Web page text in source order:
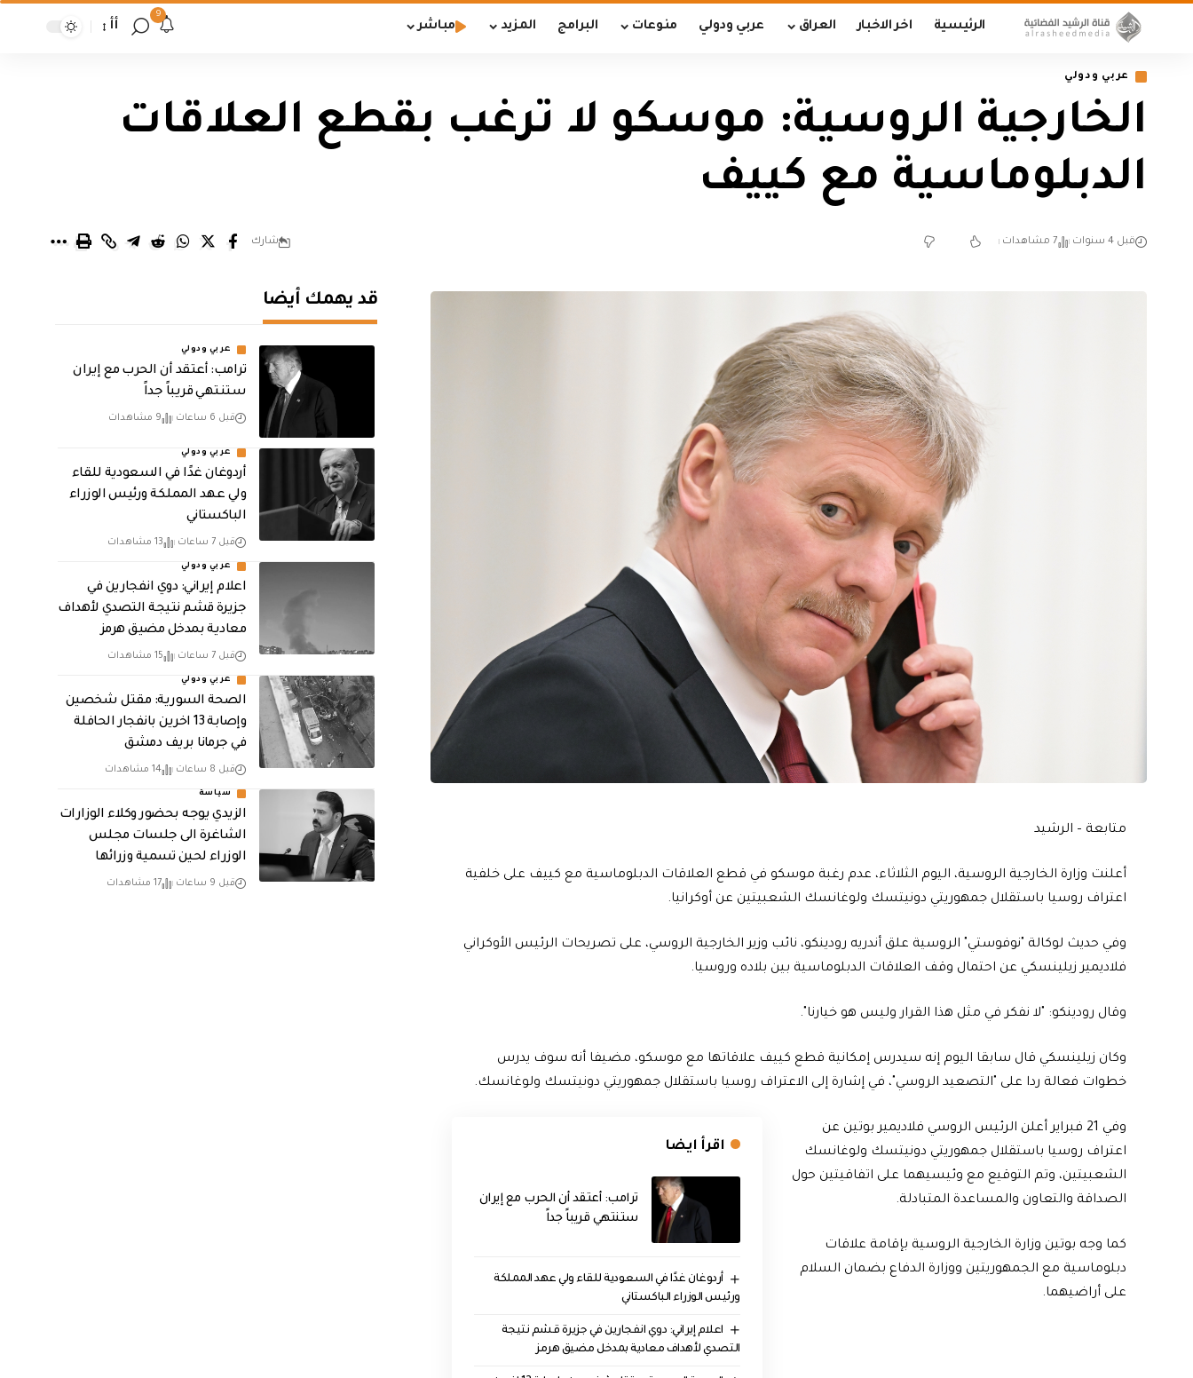
الرئيسية اخر الاخبار العراق عربي ودولي منوعات البرامج المزيد مباشر
9
أأ
عربي ودولي
الخارجية الروسية: موسكو لا ترغب بقطع العلاقات
الدبلوماسية مع كييف
قبل 4 سنوات 7 مشاهدات شارك
متابعة – الرشيد
أعلنت وزارة الخارجية الروسية، اليوم الثلاثاء، عدم رغبة موسكو في قطع العلاقات الدبلوماسية مع كييف على خلفية
اعتراف روسيا باستقلال جمهوريتي دونيتسك ولوغانسك الشعبيتين عن أوكرانيا.
وفي حديث لوكالة "نوفوستي" الروسية علق أندريه رودينكو، نائب وزير الخارجية الروسي، على تصريحات الرئيس الأوكراني
فلاديمير زيلينسكي عن احتمال وقف العلاقات الدبلوماسية بين بلاده وروسيا.
وقال رودينكو: "لا نفكر في مثل هذا القرار وليس هو خيارنا".
وكان زيلينسكي قال سابقا اليوم إنه سيدرس إمكانية قطع كييف علاقاتها مع موسكو، مضيفا أنه سوف يدرس
خطوات فعالة ردا على "التصعيد الروسي"، في إشارة إلى الاعتراف روسيا باستقلال جمهوريتي دونيتسك ولوغانسك.
اقرأ ايضا
‏ترامب: أعتقد أن الحرب مع إيران
ستنتهي قريباً جداً
أردوغان غدًا في السعودية للقاء ولي عهد المملكة
ورئيس الوزراء الباكستاني
اعلام إيراني: دوي انفجارين في جزيرة قشم نتيجة
التصدي لأهداف معادية بمدخل مضيق هرمز
وفي 21 فبراير أعلن الرئيس الروسي فلاديمير بوتين عن
اعتراف روسيا باستقلال جمهوريتي دونيتسك ولوغانسك
الشعبيتين، وتم التوقيع مع وئيسيهما على اتفاقيتين حول
الصداقة والتعاون والمساعدة المتبادلة.
كما وجه بوتين وزارة الخارجية الروسية بإقامة علاقات
دبلوماسية مع الجمهوريتين ووزارة الدفاع بضمان السلام
على أراضيهما.
قد يهمك أيضا
عربي ودولي
‏ترامب: أعتقد أن الحرب مع إيران
ستنتهي قريباً جداً
قبل 6 ساعات 9 مشاهدات
عربي ودولي
أردوغان غدًا في السعودية للقاء
ولي عهد المملكة ورئيس الوزراء
الباكستاني
قبل 7 ساعات 13 مشاهدات
عربي ودولي
اعلام إيراني: دوي انفجارين في
جزيرة قشم نتيجة التصدي لأهداف
معادية بمدخل مضيق هرمز
قبل 7 ساعات 15 مشاهدات
عربي ودولي
الصحة السورية: مقتل شخصين
وإصابة 13 اخرين بانفجار الحافلة
في جرمانا بريف دمشق
قبل 8 ساعات 14 مشاهدات
سياسة
الزيدي يوجه بحضور وكلاء الوزارات
الشاغرة الى جلسات مجلس
الوزراء لحين تسمية وزرائها
قبل 9 ساعات 17 مشاهدات